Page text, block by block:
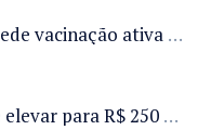
Dorinaldo Malafaia pede vacinação ativa ao Ministério da Saúde para reverter queda na cobertura vacinal no Brasil
Projeto de lei propõe elevar para R$ 250 mil limite de isenção do IPI para pessoas com deficiência e autismo